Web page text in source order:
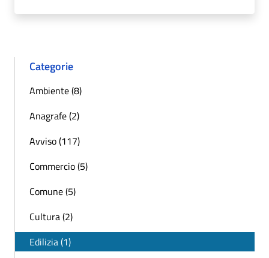
Categorie
Ambiente (8)
Anagrafe (2)
Avviso (117)
Commercio (5)
Comune (5)
Cultura (2)
Edilizia (1)